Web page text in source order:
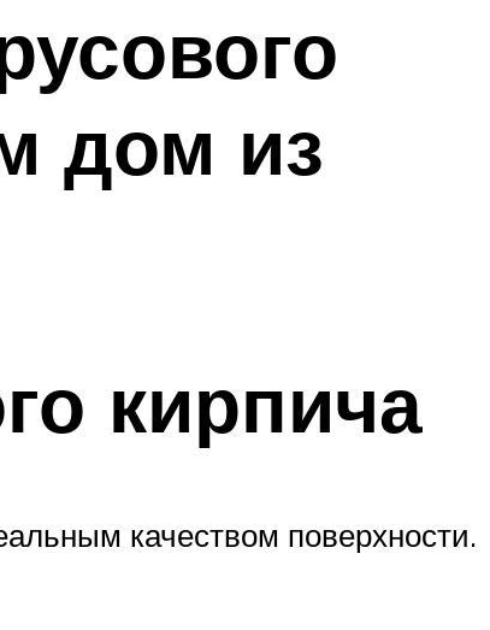
дом из
кирпича
качеством поверхности.